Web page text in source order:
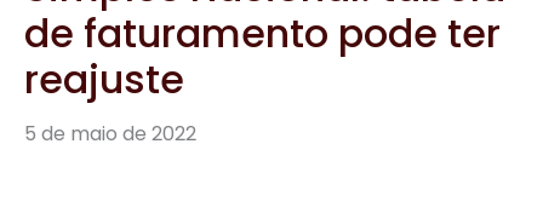
de faturamento pode ter
reajuste
5 de maio de 2022